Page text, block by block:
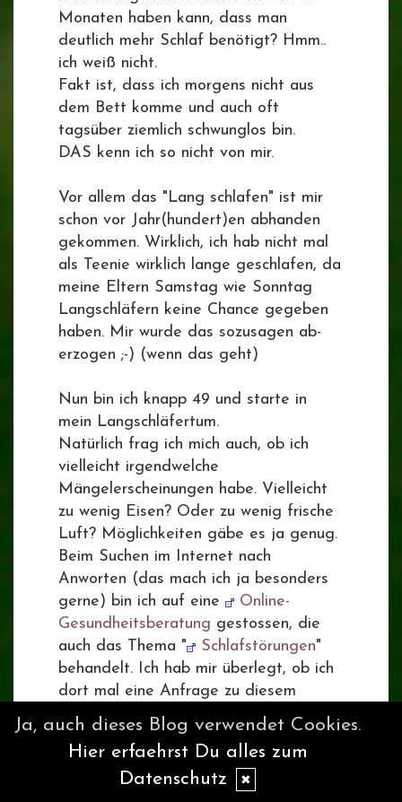
Monaten haben kann, dass man
deutlich mehr Schlaf benötigt? Hmm..
ich weiß nicht.
Fakt ist, dass ich morgens nicht aus
dem Bett komme und auch oft
tagsüber ziemlich schwunglos bin.
DAS kenn ich so nicht von mir.
Vor allem das "Lang schlafen" ist mir
schon vor Jahr(hundert)en abhanden
gekommen. Wirklich, ich hab nicht mal
als Teenie wirklich lange geschlafen, da
meine Eltern Samstag wie Sonntag
Langschläfern keine Chance gegeben
haben. Mir wurde das sozusagen ab-
erzogen ;-) (wenn das geht)
Nun bin ich knapp 49 und starte in
mein Langschläfertum.
Natürlich frag ich mich auch, ob ich
vielleicht irgendwelche
Mängelerscheinungen habe. Vielleicht
zu wenig Eisen? Oder zu wenig frische
Luft? Möglichkeiten gäbe es ja genug.
Beim Suchen im Internet nach
Anworten (das mach ich ja besonders
gerne) bin ich auf eine
Online-
Gesundheitsberatung gestossen, die
auch das Thema "
Schlafstörungen"
behandelt. Ich hab mir überlegt, ob ich
dort mal eine Anfrage zu diesem
Thema stelle. Kann man „zu viel
Schlafen wollen" bei Schlafstörungen
einordnen?
Man fühlt sich schon ANDERS, wenn
Ja, auch dieses Blog verwendet Cookies.
Hier erfaehrst Du alles zum
Datenschutz
✖